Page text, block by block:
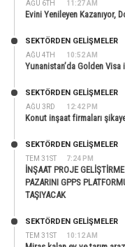
AĞU 6TH 11:27 AM
Evini Yenileyen Kazanıyor,
AĞU 4TH 10:52 AM
SEKTÖRDEN GELIŞMELER
Yunanistan’da Golden Visa
AĞU 3RD 12:42 PM
SEKTÖRDEN GELIŞMELER
Konut inşaat firmaları
TEM 31ST 7:24 PM
SEKTÖRDEN GELIŞMELER
İNŞAAT PROJE
PAZARINI GPPS
TAŞIYACAK
TEM 31ST 10:12 AM
SEKTÖRDEN GELIŞMELER